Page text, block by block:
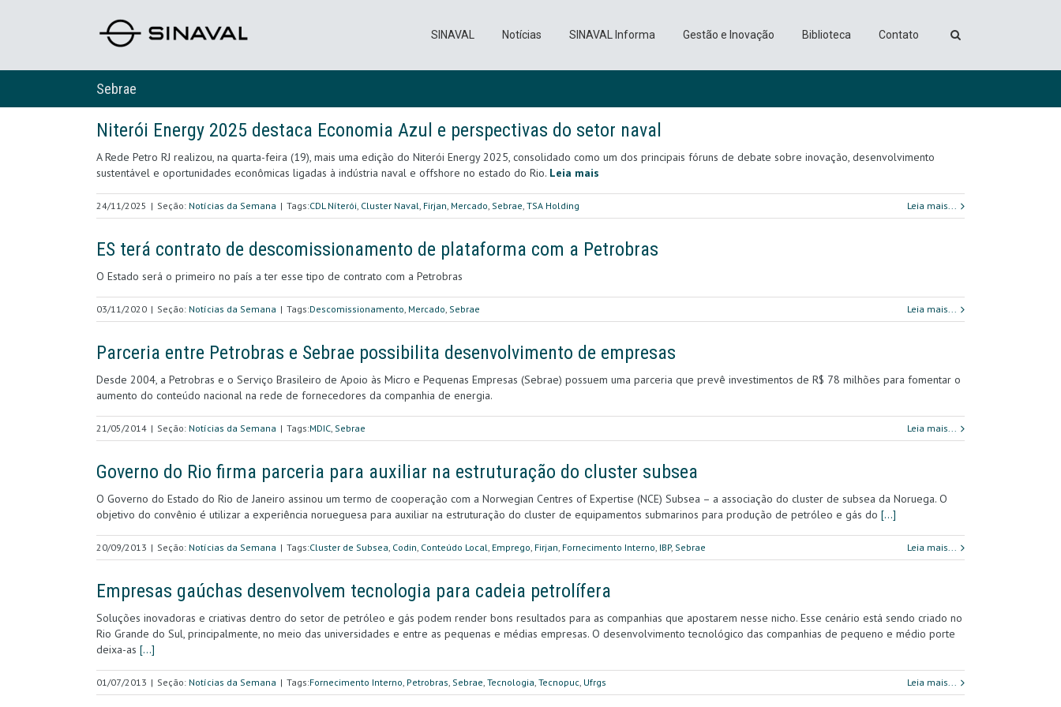
SINAVAL Notícias SINAVAL Informa Gestão e Inovação Biblioteca Contato
Sebrae
Niterói Energy 2025 destaca Economia Azul e perspectivas do setor naval
A Rede Petro RJ realizou, na quarta-feira (19), mais uma edição do Niterói Energy 2025, consolidado como um dos principais fóruns de debate sobre inovação, desenvolvimento
sustentável e oportunidades econômicas ligadas à indústria naval e offshore no estado do Rio. Leia mais
24/11/2025 | Seção: Notícias da Semana | Tags:CDL Níterói, Cluster Naval, Firjan, Mercado, Sebrae, TSA Holding Leia mais...
ES terá contrato de descomissionamento de plataforma com a Petrobras
O Estado será o primeiro no país a ter esse tipo de contrato com a Petrobras
03/11/2020 | Seção: Notícias da Semana | Tags:Descomissionamento, Mercado, Sebrae Leia mais...
Parceria entre Petrobras e Sebrae possibilita desenvolvimento de empresas
Desde 2004, a Petrobras e o Serviço Brasileiro de Apoio às Micro e Pequenas Empresas (Sebrae) possuem uma parceria que prevê investimentos de R$ 78 milhões para fomentar o
aumento do conteúdo nacional na rede de fornecedores da companhia de energia.
21/05/2014 | Seção: Notícias da Semana | Tags:MDIC, Sebrae Leia mais...
Governo do Rio firma parceria para auxiliar na estruturação do cluster subsea
O Governo do Estado do Rio de Janeiro assinou um termo de cooperação com a Norwegian Centres of Expertise (NCE) Subsea – a associação do cluster de subsea da Noruega. O
objetivo do convênio é utilizar a experiência norueguesa para auxiliar na estruturação do cluster de equipamentos submarinos para produção de petróleo e gás do […]
20/09/2013 | Seção: Notícias da Semana | Tags:Cluster de Subsea, Codin, Conteúdo Local, Emprego, Firjan, Fornecimento Interno, IBP, Sebrae Leia mais...
Empresas gaúchas desenvolvem tecnologia para cadeia petrolífera
Soluções inovadoras e criativas dentro do setor de petróleo e gás podem render bons resultados para as companhias que apostarem nesse nicho. Esse cenário está sendo criado no
Rio Grande do Sul, principalmente, no meio das universidades e entre as pequenas e médias empresas. O desenvolvimento tecnológico das companhias de pequeno e médio porte
deixa-as […]
01/07/2013 | Seção: Notícias da Semana | Tags:Fornecimento Interno, Petrobras, Sebrae, Tecnologia, Tecnopuc, Ufrgs Leia mais...